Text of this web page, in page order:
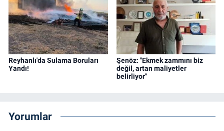
Reyhanlı'da Sulama Boruları
Yandı!
Şenöz: "Ekmek zammını biz
değil, artan maliyetler
belirliyor"
Yorumlar